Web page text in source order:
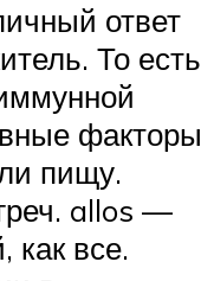
ответ
То есть
факторы
пищу.
allos —
как все.